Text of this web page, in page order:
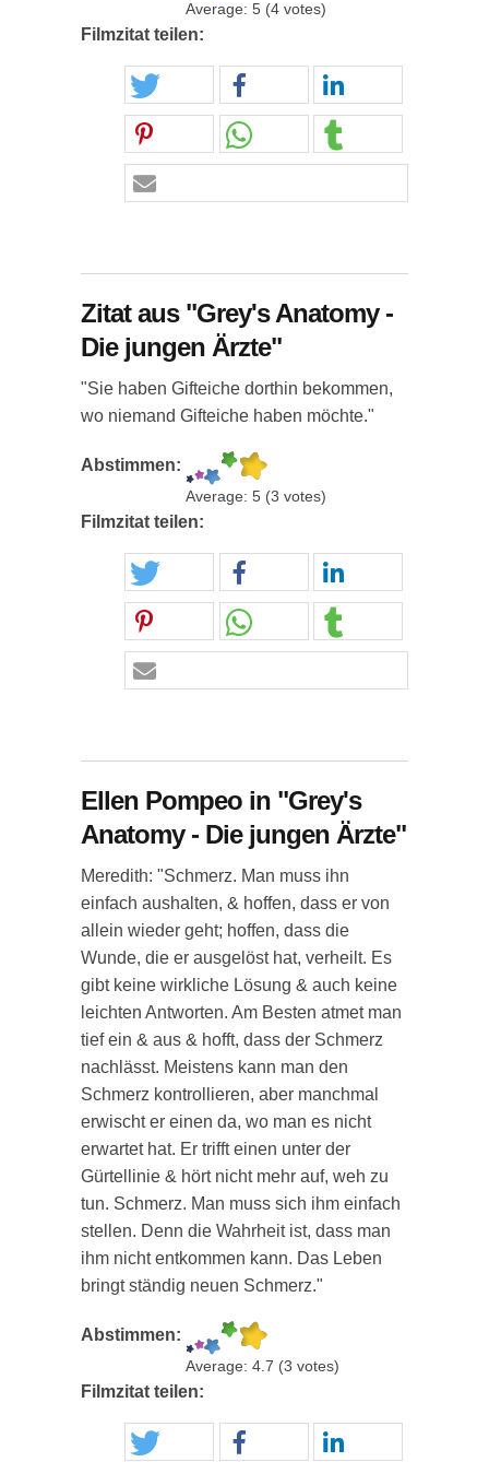
Average: 5 (4 votes)
Filmzitat teilen:
Zitat aus "Grey's Anatomy -
Die jungen Ärzte"
"Sie haben Gifteiche dorthin bekommen,
wo niemand Gifteiche haben möchte."
Abstimmen:
Average: 5 (3 votes)
Filmzitat teilen:
Ellen Pompeo in "Grey's
Anatomy - Die jungen Ärzte"
Meredith: "Schmerz. Man muss ihn
einfach aushalten, & hoffen, dass er von
allein wieder geht; hoffen, dass die
Wunde, die er ausgelöst hat, verheilt. Es
gibt keine wirkliche Lösung & auch keine
leichten Antworten. Am Besten atmet man
tief ein & aus & hofft, dass der Schmerz
nachlässt. Meistens kann man den
Schmerz kontrollieren, aber manchmal
erwischt er einen da, wo man es nicht
erwartet hat. Er trifft einen unter der
Gürtellinie & hört nicht mehr auf, weh zu
tun. Schmerz. Man muss sich ihm einfach
stellen. Denn die Wahrheit ist, dass man
ihm nicht entkommen kann. Das Leben
bringt ständig neuen Schmerz."
Abstimmen:
Average: 4.7 (3 votes)
Filmzitat teilen: